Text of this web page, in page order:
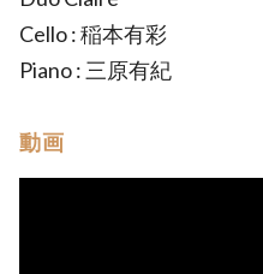
Cello : 稲本有彩
Piano : 三原有紀
動画